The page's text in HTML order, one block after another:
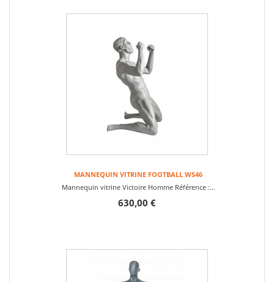
MANNEQUIN VITRINE FOOTBALL WS46
Mannequin vitrine Victoire Homme Référence :...
630,00 €